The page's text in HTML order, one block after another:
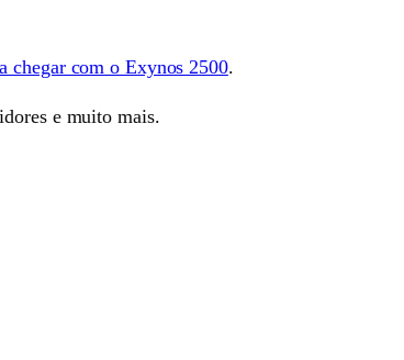
chegar com o Exynos 2500.
e muito mais.